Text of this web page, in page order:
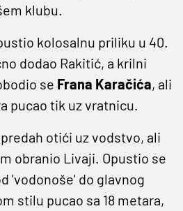
klubu.
kolosalnu priliku u 40.
dodao Rakitić, a krilni
se Frana Karačića, ali
pucao tik uz vratnicu.
otići uz vodstvo, ali
obranio Livaji. Opustio se
'vodonoše' do glavnog
stilu pucao sa 18 metara,